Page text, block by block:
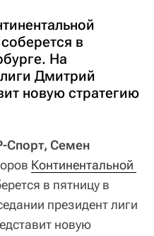
в
На
Дмитрий
новую стратегию
Спорт, Семен
Континентальной
в пятницу в
президент лиги
новую